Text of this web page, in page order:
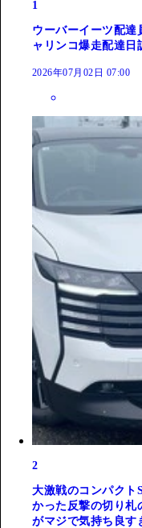
1
ウーバーイーツ配達
ャリンコ爆走配達日
2026年07月02日 07:00
2
大激戦のコンパク
かった反撃の切り
がマジで気持ち良す